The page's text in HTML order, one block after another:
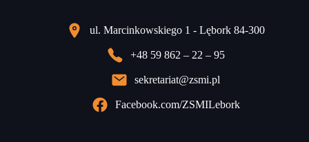
ul. Marcinkowskiego 1 - Lębork 84-300
+48 59 862 – 22 – 95
sekretariat@zsmi.pl
Facebook.com/ZSMILebork